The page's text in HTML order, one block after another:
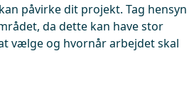
påvirke dit projekt. Tag hensyn
da dette kan have stor
vælge og hvornår arbejdet skal